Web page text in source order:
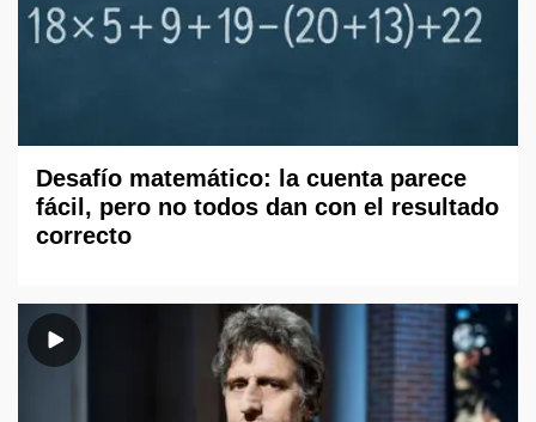
Desafío matemático: la cuenta parece
fácil, pero no todos dan con el resultado
correcto